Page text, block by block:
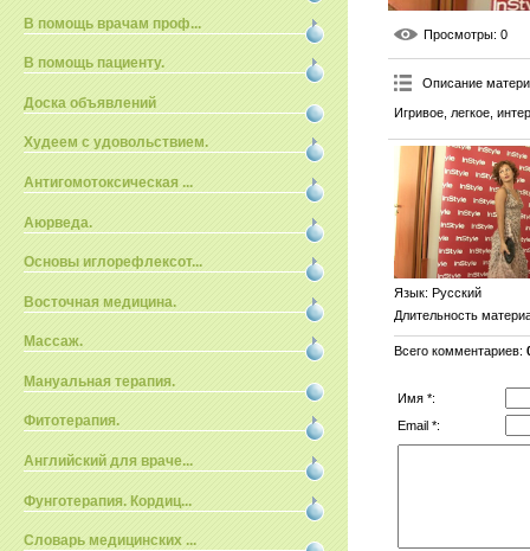
В помощь врачам проф...
В помощь пациенту.
Доска объявлений
Худеем с удовольствием.
Антигомотоксическая ...
Аюрведа.
Основы иглорефлексот...
Восточная медицина.
Массаж.
Мануальная терапия.
Фитотерапия.
Английский для враче...
Фунготерапия. Кордиц...
Словарь медицинских ...
Просмотры: 0
Описание
Игривое, легкое,
Язык: Русский
Длительность
Всего комментариев:
Имя *:
Email *: